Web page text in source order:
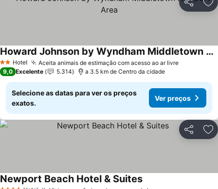
Partilhar
2 Estrelas
Hotel Aceita animais de estimação com acesso ao ar livre
Howard Johnson by Wyndham Middletown Newport Area
9,0 Excelente 5.314 a 3.5 km de Centro da cidade
Selecione as datas para ver os preços
exatos.
Ver preços
Partilhar
Newport Beach Hotel & Suites